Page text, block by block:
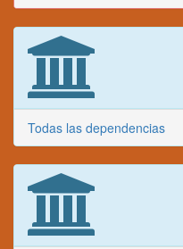
Todas las dependencias